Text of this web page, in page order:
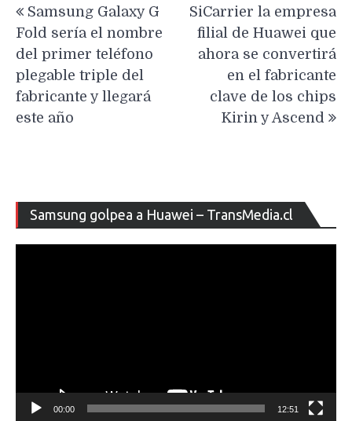
de
entradas
Samsung Galaxy G
Fold sería el nombre
del primer teléfono
plegable triple del
fabricante y llegará
este año
SiCarrier la empresa
filial de Huawei que
ahora se convertirá
en el fabricante
clave de los chips
Kirin y Ascend
Samsung golpea a Huawei – TransMedia.cl
de
00:00 12:51